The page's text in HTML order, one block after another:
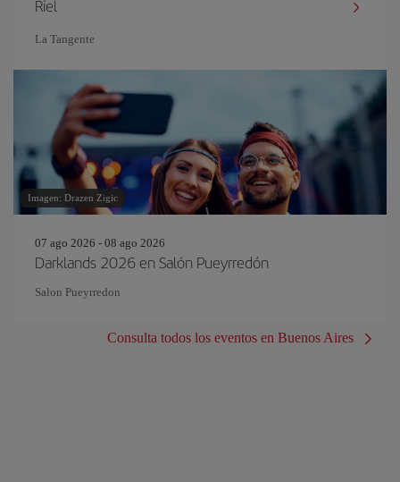
Riel
La Tangente
Imagen: Drazen Zigic
07 ago 2026 - 08 ago 2026
Darklands 2026 en Salón Pueyrredón
Salon Pueyrredon
Consulta todos los eventos en Buenos Aires